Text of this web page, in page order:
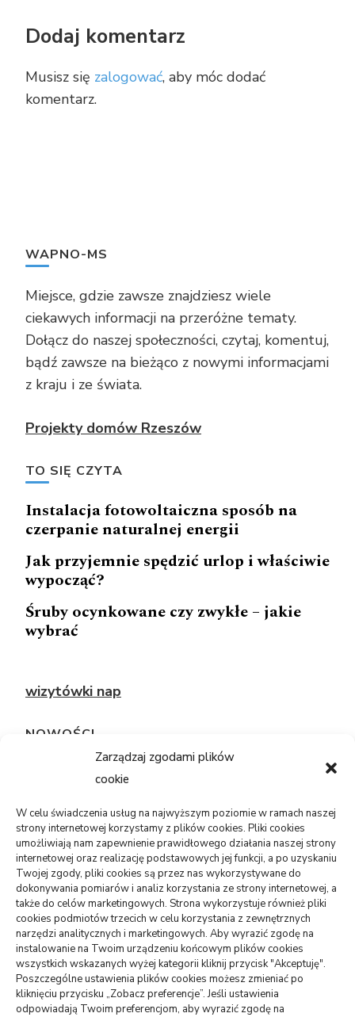
Zarządzaj zgodami plików
cookie
W celu świadczenia usług na najwyższym poziomie w ramach naszej
strony internetowej korzystamy z plików cookies. Pliki cookies
umożliwiają nam zapewnienie prawidłowego działania naszej strony
internetowej oraz realizację podstawowych jej funkcji, a po uzyskaniu
Twojej zgody, pliki cookies są przez nas wykorzystywane do
dokonywania pomiarów i analiz korzystania ze strony internetowej, a
także do celów marketingowych. Strona wykorzystuje również pliki
cookies podmiotów trzecich w celu korzystania z zewnętrznych
narzędzi analitycznych i marketingowych. Aby wyrazić zgodę na
instalowanie na Twoim urządzeniu końcowym plików cookies
wszystkich wskazanych wyżej kategorii kliknij przycisk "Akceptuję".
Poszczególne ustawienia plików cookies możesz zmieniać po
kliknięciu przycisku „Zobacz preferencje”. Jeśli ustawienia
odpowiadają Twoim preferencjom, aby wyrazić zgodę na
Dodaj komentarz
Musisz się zalogować, aby móc dodać
komentarz.
WAPNO-MS
Miejsce, gdzie zawsze znajdziesz wiele
ciekawych informacji na przeróżne tematy.
Dołącz do naszej społeczności, czytaj, komentuj,
bądź zawsze na bieżąco z nowymi informacjami
z kraju i ze świata.
Projekty domów Rzeszów
TO SIĘ CZYTA
Instalacja fotowoltaiczna sposób na
czerpanie naturalnej energii
Jak przyjemnie spędzić urlop i właściwie
wypocząć?
Śruby ocynkowane czy zwykłe – jakie
wybrać
wizytówki nap
NOWOŚCI
system, płyta?
05/08/2026
USŁUGI
PR dla marki osobistej, gdy social
media nie wystarczają
06/07/2026
ZDROWIE
Pierwsze wolne terminy leczenia: jak